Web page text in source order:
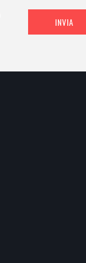
INVIA